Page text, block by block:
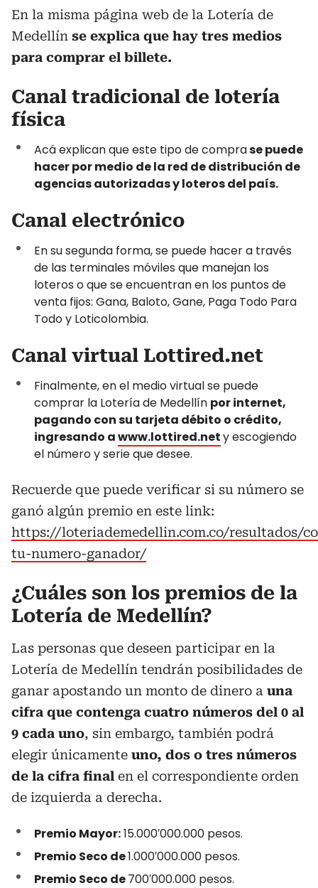
En la misma página web de la Lotería de
Medellín se explica que hay tres medios
para comprar el billete.
Canal tradicional de lotería
física
Acá explican que este tipo de comprase puede
hacer por medio de la red de distribución de
agencias autorizadas y loteros del país.
Canal electrónico
En su segunda forma, se puede hacer a través
de las terminales móviles que manejan los
loteros o que se encuentran en los puntos de
venta fijos: Gana, Baloto, Gane, Paga Todo Para
Todo y Loticolombia.
Canal virtual Lottired.net
Finalmente, en el medio virtual se puede
comprar la Lotería de Medellín por internet,
pagando con su tarjeta débito o crédito,
ingresando awww.lottired.nety escogiendo
el número y serie que desee.
Recuerde que puede verificar si su número se
ganó algún premio en este link:
https://loteriademedellin.com.co/resultados/
tu-numero-ganador/
¿Cuáles son los premios de la
Lotería de Medellín?
Las personas que deseen participar en la
Lotería de Medellín tendrán posibilidades de
ganar apostando un monto de dinero a una
cifra que contenga cuatro números del 0 al
9 cada uno, sin embargo, también podrá
elegir únicamente uno, dos o tres números
de la cifra final en el correspondiente orden
de izquierda a derecha.
Premio Mayor:15.000′000.000 pesos.
Premio Seco de1.000′000.000 pesos.
Premio Seco de700′000.000 pesos.